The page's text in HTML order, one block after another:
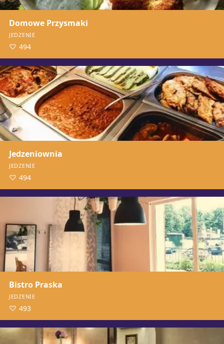
Domowe Przysmaki
JEDZENIE
494
Jedzeniownia
JEDZENIE
494
Bistro Praska
JEDZENIE
493